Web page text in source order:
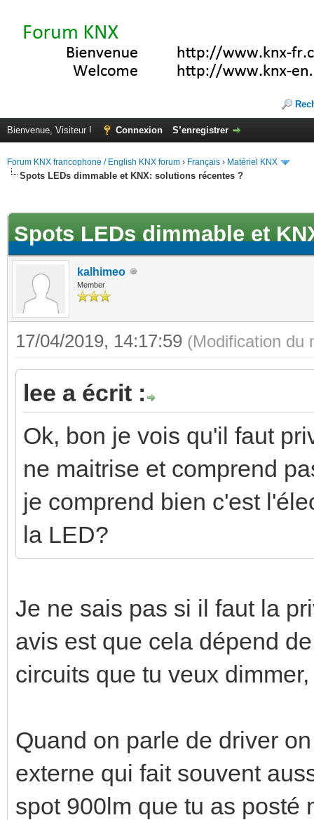
Bienvenue, Visiteur ! Connexion S’enregistrer
Forum KNX francophone / English KNX forum › Français › Matériel KNX
Spots LEDs dimmable et KNX: solutions récentes ?
Spots LEDs dimmable et
kalhimeo
Member
17/04/2019, 14:17:59 (Modification du
lee a écrit :
Ok, bon je vois qu'il faut
ne maitrise et comprend
je comprend bien c'est
la LED?
Je ne sais pas si il faut la
avis est que cela dépend
circuits que tu veux
Quand on parle de driver
externe qui fait souvent
spot 900lm que tu as posté